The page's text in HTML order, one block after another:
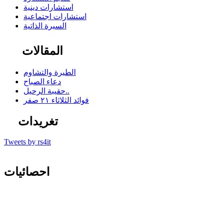
استشارات دينية
استشارات اجتماعية
السيرة الذاتية
المقالات
الطيرة والتشاوم
دعاء الصباح
حقيبة الرحيل..
فوائد الثلاثاء ٢١ صفر
تغريدات
Tweets by rs4it
احصائيات